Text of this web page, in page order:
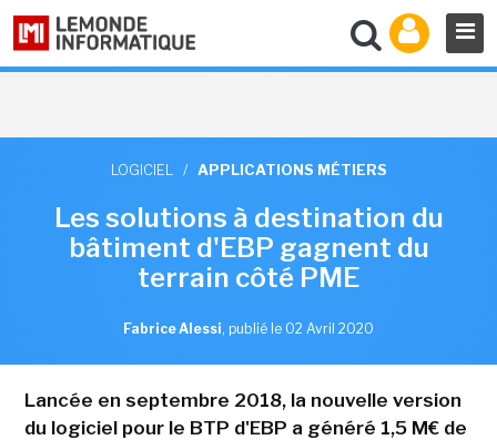
LOGICIEL / APPLICATIONS MÉTIERS
Les solutions à destination du
bâtiment d'EBP gagnent du
terrain côté PME
Fabrice Alessi, publié le 02 Avril 2020
Lancée en septembre 2018, la nouvelle version
du logiciel pour le BTP d'EBP a généré 1,5 M€ de